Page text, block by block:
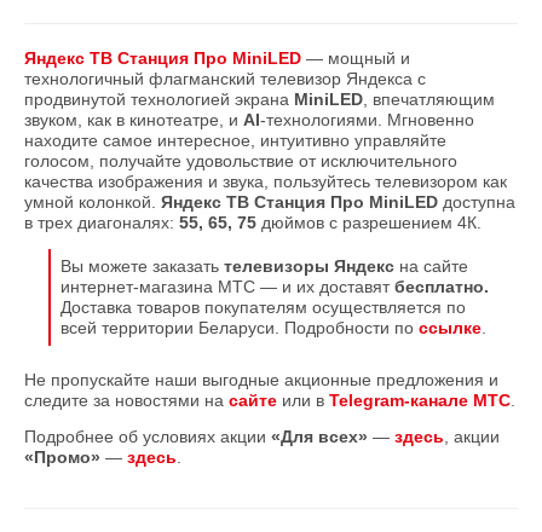
Яндекс ТВ Станция Про MiniLED — мощный и
технологичный флагманский телевизор Яндекса с
продвинутой технологией экрана MiniLED , впечатляющим
звуком, как в кинотеатре, и AI-технологиями. Мгновенно
находите самое интересное, интуитивно управляйте
голосом, получайте удовольствие от исключительного
качества изображения и звука, пользуйтесь телевизором как
умной колонкой. Яндекс ТВ Станция Про MiniLED доступна
в трех диагоналях: 55, 65, 75 дюймов с разрешением 4К.
Вы можете заказать телевизоры Яндекс на сайте
интернет-магазина МТС — и их доставятбесплатно.
Доставка товаров покупателям осуществляется по
всей территории Беларуси. Подробности по ссылке
Не пропускайте наши выгодные акционные предложения и
следите за новостями на сайте или в Telegram-канале МТС
Подробнее об условиях акции «Для всех» — здесь , акции
«Промо» — здесь